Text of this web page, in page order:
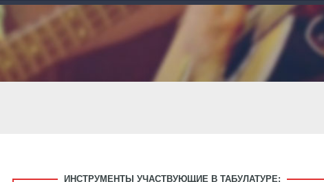
ИНСТРУМЕНТЫ УЧАСТВУЮЩИЕ В ТАБУЛАТУРЕ: